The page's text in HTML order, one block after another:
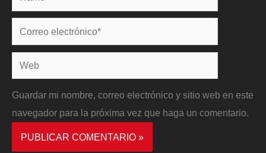
Correo
electrónico*
Web
Guardar mi nombre, correo electrónico y sitio web en este
navegador para la próxima vez que haga un comentario.